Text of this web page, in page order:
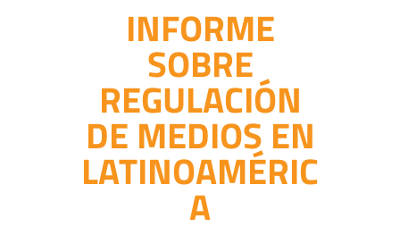
INFORME
SOBRE
REGULACIÓN
DE MEDIOS EN
LATINOAMÉRIC
A